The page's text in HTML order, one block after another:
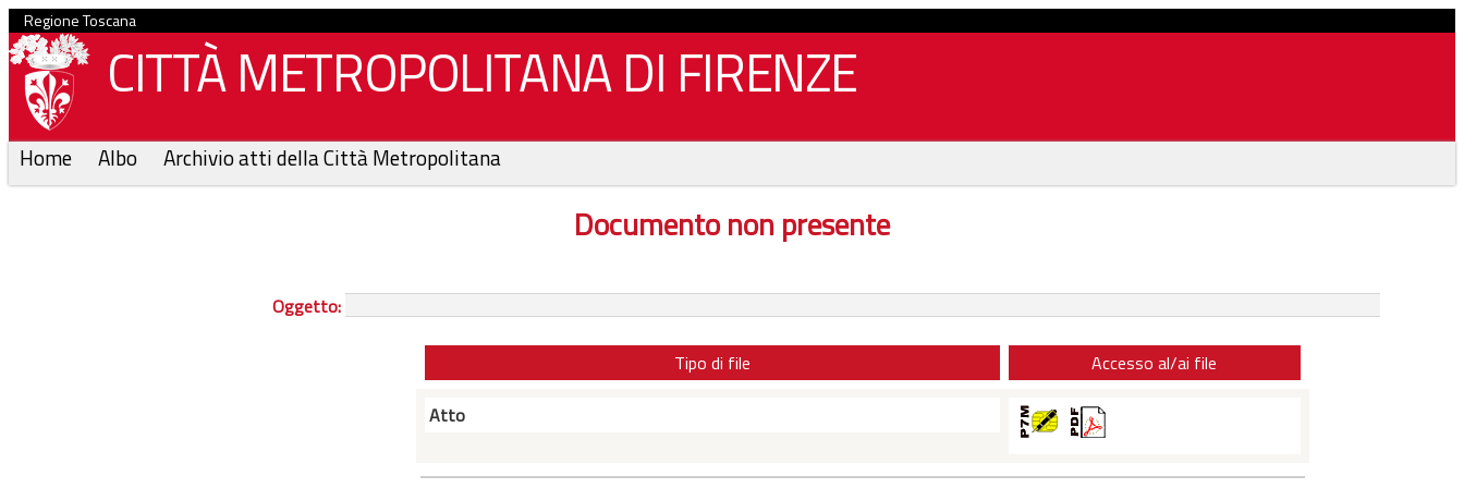
Regione Toscana
CITTÀ METROPOLITANA DI FIRENZE
Home Albo Archivio atti della Città Metropolitana
Documento non presente
Oggetto:
Tipo di file
Accesso al/ai file
Atto